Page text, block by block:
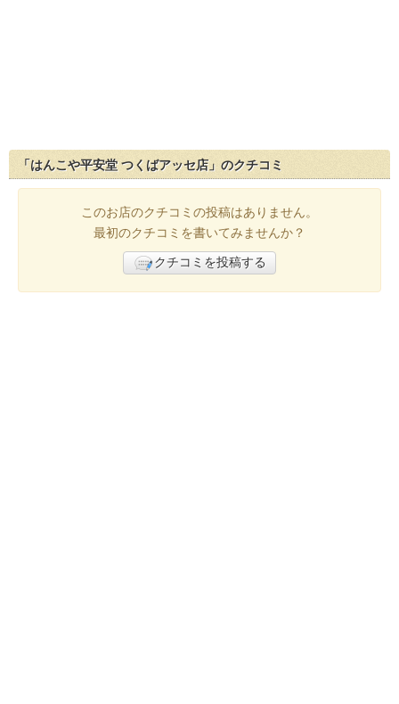
「はんこや平安堂 つくばアッセ店」のクチコミ
このお店のクチコミの投稿はありません。
最初のクチコミを書いてみませんか？
クチコミを投稿する